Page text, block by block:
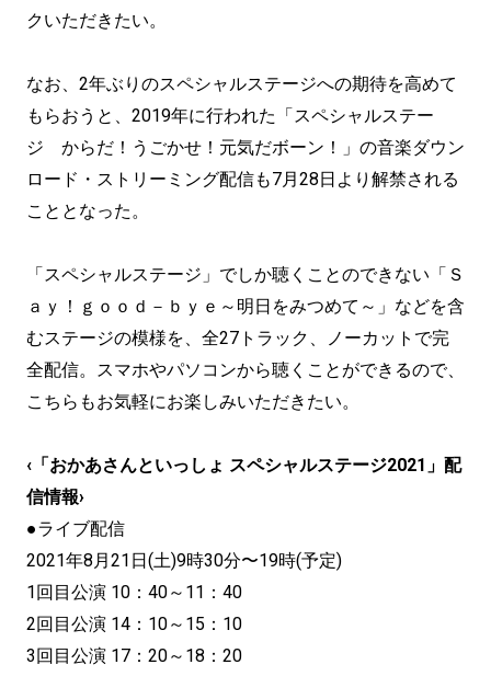
クいただきたい。
なお、2年ぶりのスペシャルステージへの期待を高めて
もらおうと、2019年に行われた「スペシャルステー
ジ からだ！うごかせ！元気だボーン！」の音楽ダウン
ロード・ストリーミング配信も7月28日より解禁される
こととなった。
「スペシャルステージ」でしか聴くことのできない「Ｓ
ａｙ！ｇｏｏｄ－ｂｙｅ～明日をみつめて～」などを含
むステージの模様を、全27トラック、ノーカットで完
全配信。スマホやパソコンから聴くことができるので、
こちらもお気軽にお楽しみいただきたい。
‹「おかあさんといっしょ スペシャルステージ2021」配
信情報›
●ライブ配信
2021年8月21日(土)9時30分〜19時(予定)
1回目公演 10：40～11：40
2回目公演 14：10～15：10
3回目公演 17：20～18：20